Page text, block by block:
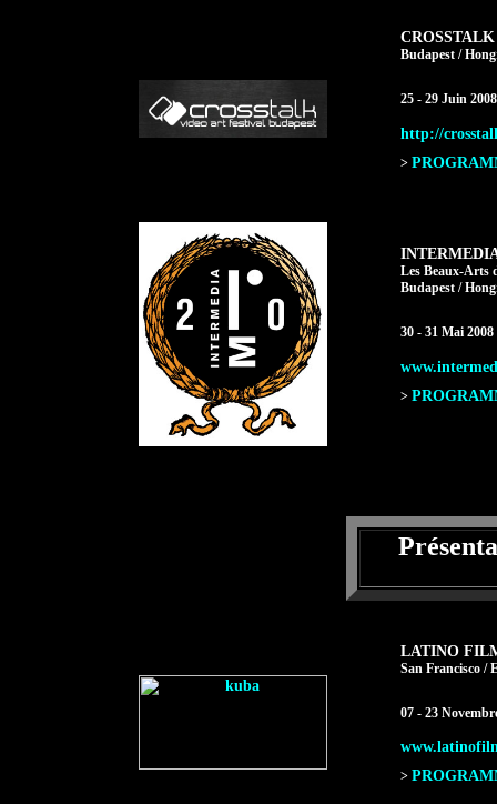
Budapest /
25 - 29 Juin 2008
http://
>
Les Beaux-Arts
Budapest /
30 - 31 Mai 2008
>
LATINO
San Francisco /
07 - 23
>